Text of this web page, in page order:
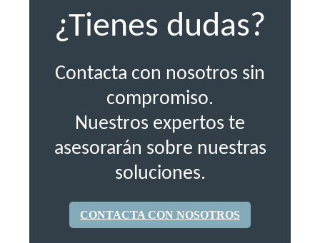
¿Tienes dudas?
Contacta con nosotros sin
compromiso.
Nuestros expertos te
asesorarán sobre nuestras
soluciones.
CONTACTA CON NOSOTROS